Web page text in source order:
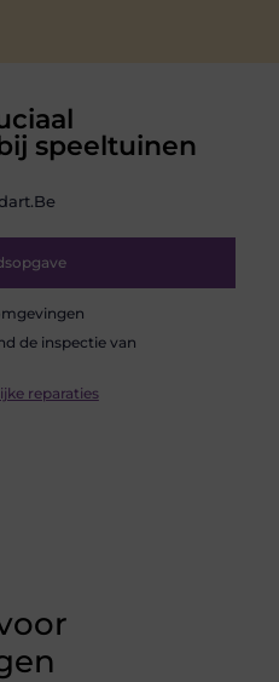
speeltuinen
de inspectie van
reparaties